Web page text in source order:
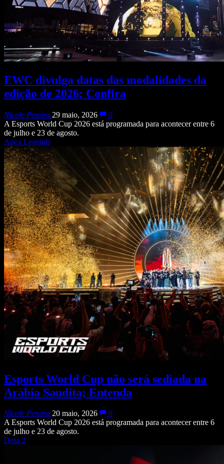
EWC divulga datas das modalidades da
edição de 2026; Confira
Nicole Pereira 29 maio, 2026
0
A Esports World Cup 2026 está programada para acontecer entre 6
de julho e 23 de agosto.
Apex Legends
Esports World Cup não será sediada na
Arábia Saudita; Entenda
Nicole Pereira 20 maio, 2026
0
A Esports World Cup 2026 está programada para acontecer entre 6
de julho e 23 de agosto.
Dota 2